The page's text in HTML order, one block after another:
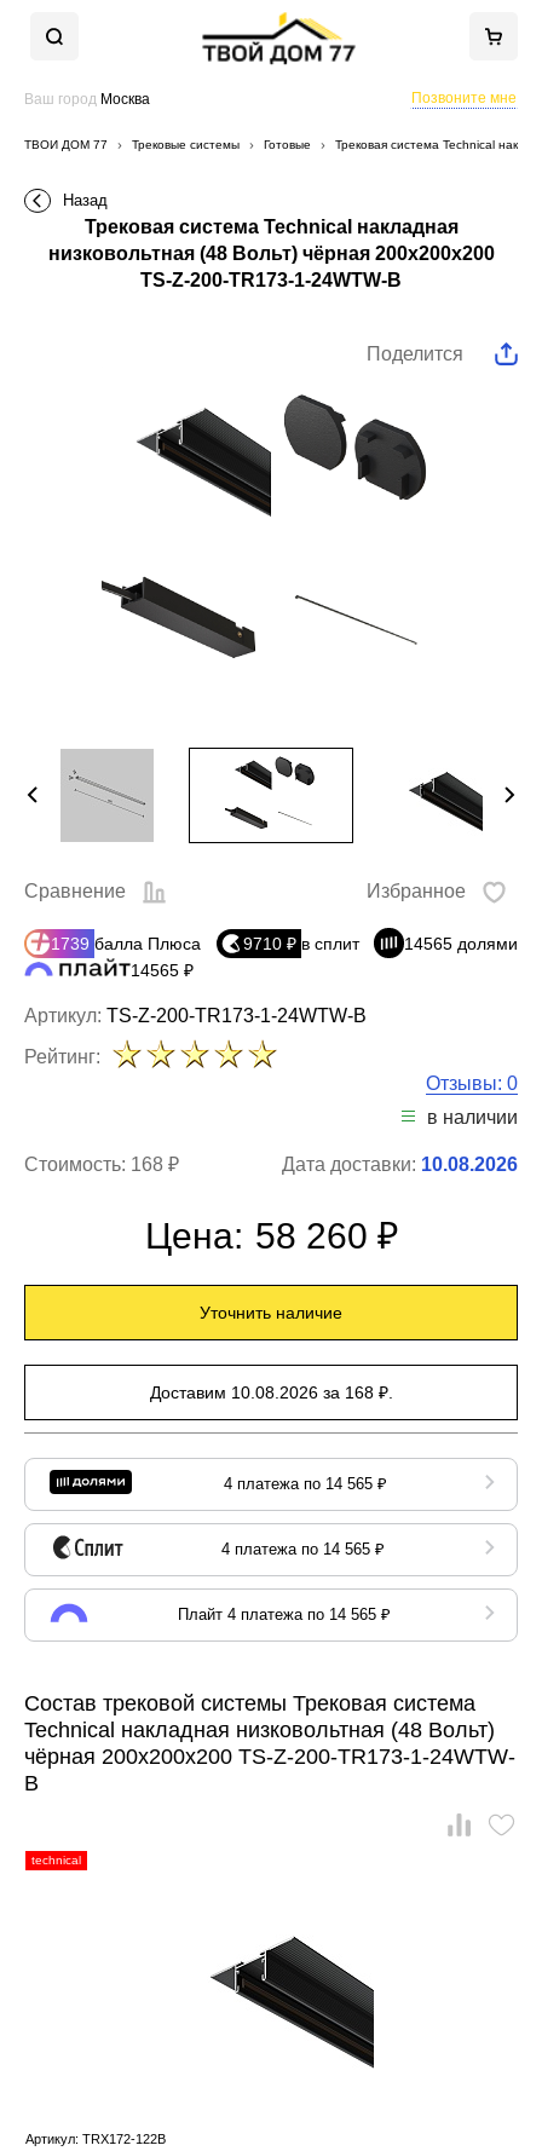
Ваш город Москва Позвоните мне
ТВОЙ ДОМ 77 Трековые системы Готовые Трековая система Technical
Назад
Трековая система Technical накладная
низковольтная (48 Вольт) чёрная 200x200x200
TS-Z-200-TR173-1-24WTW-B
Поделится
Артикул: TS-Z-200-TR173-1-24WTW-B
Сравнение Избранное
1739 балла Плюса 9710 ₽ в сплит
14565 долями
14565 ₽
Рейтинг:
Отзывы: 0
в наличии
Стоимость: 168 ₽ Дата доставки: 10.08.2026
Цена: 58 260 ₽
Уточнить наличие
Доставим 10.08.2026 за 168 ₽.
4 платежа по 14 565 ₽
4 платежа по 14 565 ₽
Плайт 4 платежа по 14 565 ₽
Состав трековой системы Трековая система
Technical накладная низковольтная (48 Вольт)
чёрная 200x200x200 TS-Z-200-TR173-1-24WTW-
B
technical
Артикул: TRX172-122B